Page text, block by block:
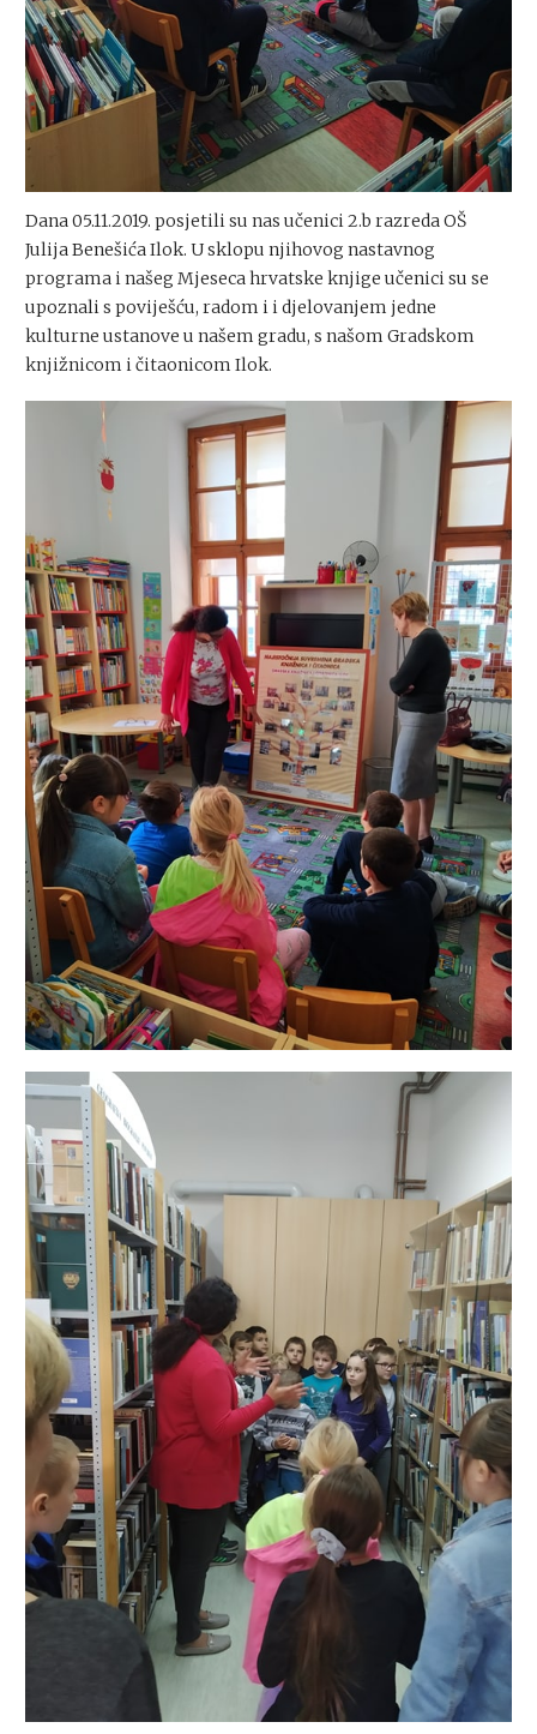
Dana 05.11.2019. posjetili su nas učenici 2.b razreda OŠ
Julija Benešića Ilok. U sklopu njihovog nastavnog
programa i našeg Mjeseca hrvatske knjige učenici su se
upoznali s poviješću, radom i i djelovanjem jedne
kulturne ustanove u našem gradu, s našom Gradskom
knjižnicom i čitaonicom Ilok.